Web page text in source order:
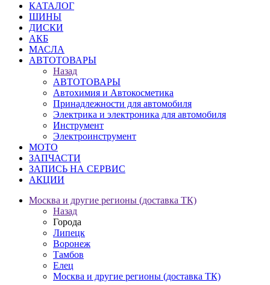
КАТАЛОГ
ШИНЫ
ДИСКИ
АКБ
МАСЛА
АВТОТОВАРЫ
Назад
АВТОТОВАРЫ
Автохимия и Автокосметика
Принадлежности для автомобиля
Электрика и электроника для автомобиля
Инструмент
Электроинструмент
МОТО
ЗАПЧАСТИ
ЗАПИСЬ НА СЕРВИС
АКЦИИ
Москва и другие регионы (доставка ТК)
Назад
Города
Липецк
Воронеж
Тамбов
Елец
Москва и другие регионы (доставка ТК)